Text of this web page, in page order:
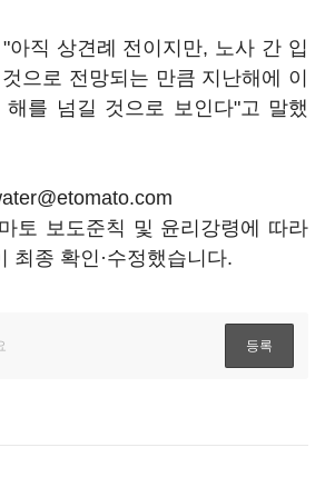
아직 상견례 전이지만, 노사 간 입
으로 전망되는 만큼 지난해에 이
를 넘길 것으로 보인다"고 말했
토 보도준칙 및 윤리강령에 따라
최종 확인·수정했습니다.